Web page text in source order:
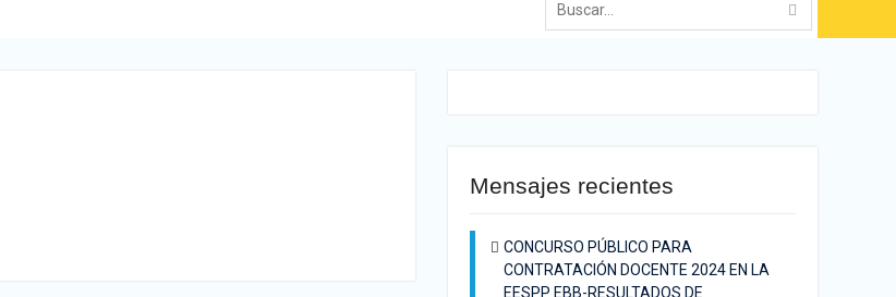
Mensajes recientes
CONCURSO PÚBLICO PARA
CONTRATACIÓN DOCENTE 2024 EN LA
EESPP EBB-RESULTADOS DE